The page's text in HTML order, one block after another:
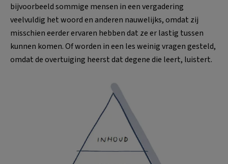
bijvoorbeeld sommige mensen in een vergadering
veelvuldig het woord en anderen nauwelijks, omdat zij
misschien eerder ervaren hebben dat ze er lastig tussen
kunnen komen. Of worden in een les weinig vragen gesteld,
omdat de overtuiging heerst dat degene die leert, luistert.